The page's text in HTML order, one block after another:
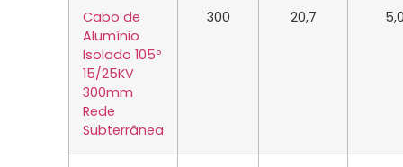
Cabo de
Alumínio
Isolado 105º
15/25KV
300mm
Rede
Subterrânea
300 20,7